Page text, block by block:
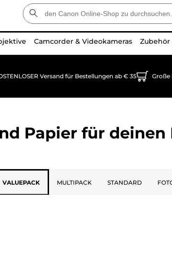
Camcorder & Videokameras
Versand für Bestellungen ab € 35
Papier für deinen
VALUEPACK MULTIPACK STANDARD